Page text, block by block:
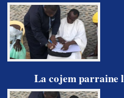
La cojem parraine